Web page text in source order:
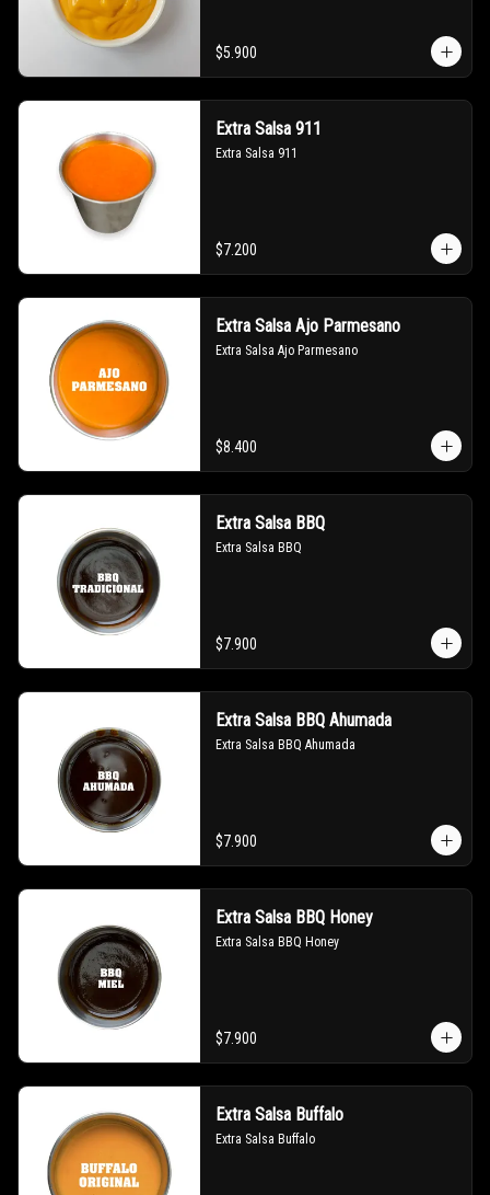
$5.900
Extra Salsa 911
Extra Salsa 911
$7.200
Extra Salsa Ajo Parmesano
Extra Salsa Ajo Parmesano
$8.400
Extra Salsa BBQ
Extra Salsa BBQ
$7.900
Extra Salsa BBQ Ahumada
Extra Salsa BBQ Ahumada
$7.900
Extra Salsa BBQ Honey
Extra Salsa BBQ Honey
$7.900
Extra Salsa Buffalo
Extra Salsa Buffalo